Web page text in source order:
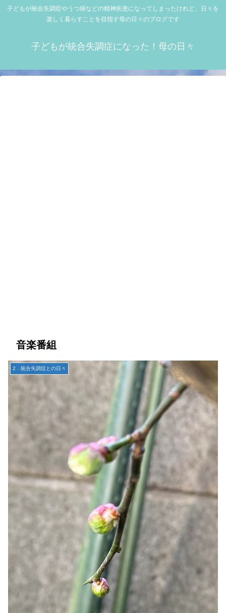
子どもが統合失調症やうつ病などの精神疾患になってしまったけれど、日々を
楽しく暮らすことを目指す母の日々のブログです
子どもが統合失調症になった！母の日々
音楽番組
2．統合失調症との日々